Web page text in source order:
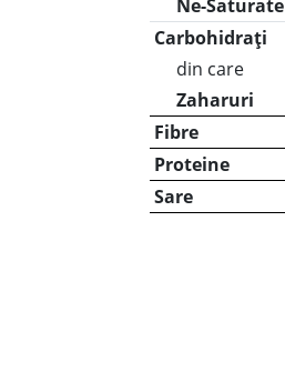
Ne-Saturate
Carbohidrați
din care
Zaharuri
Fibre
Proteine
Sare